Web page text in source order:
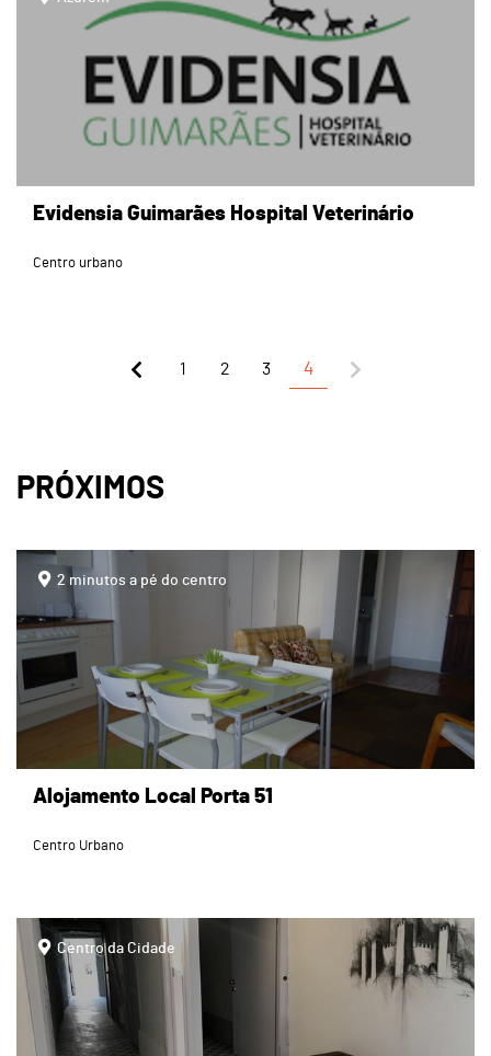
Evidensia Guimarães Hospital Veterinário
Centro urbano
1 2 3 4
PRÓXIMOS
page
2 minutos a pé do centro
Alojamento Local Porta 51
Centro Urbano
page
Centro da Cidade